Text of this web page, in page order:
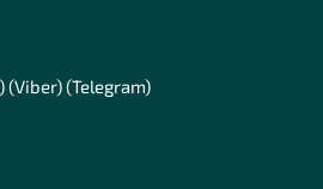
(Viber) (Telegram)